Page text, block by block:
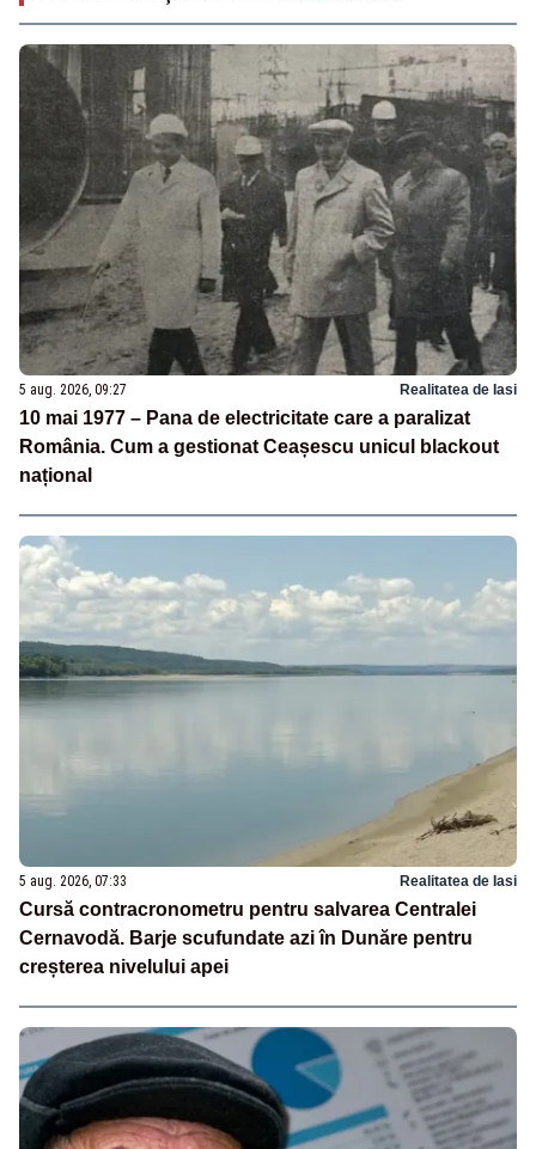
5 aug. 2026, 09:27 Realitatea de Iasi
10 mai 1977 – Pana de electricitate care a paralizat
România. Cum a gestionat Ceașescu unicul blackout
național
5 aug. 2026, 07:33 Realitatea de Iasi
Cursă contracronometru pentru salvarea Centralei
Cernavodă. Barje scufundate azi în Dunăre pentru
creșterea nivelului apei